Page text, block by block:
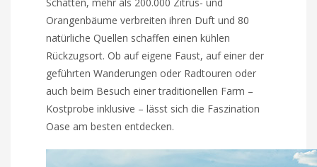
Orangenbäume verbreiten ihren Duft und 80
natürliche Quellen schaffen einen kühlen
Rückzugsort. Ob auf eigene Faust, auf einer der
geführten Wanderungen oder Radtouren oder
auch beim Besuch einer traditionellen Farm –
Kostprobe inklusive – lässt sich die Faszination
Oase am besten entdecken.